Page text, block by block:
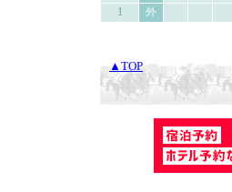
1
外
▲TOP